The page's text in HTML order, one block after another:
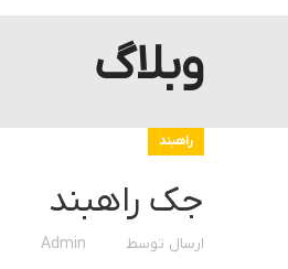
وبلاگ
راهبند
جک راهبند
ارسال توسط Admin